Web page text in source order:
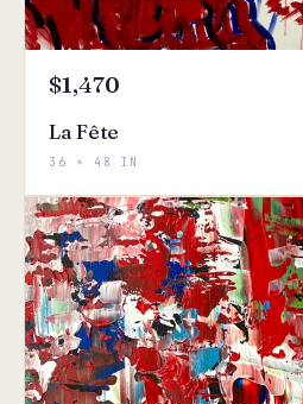
$1,470
La Fête
36 × 48 IN